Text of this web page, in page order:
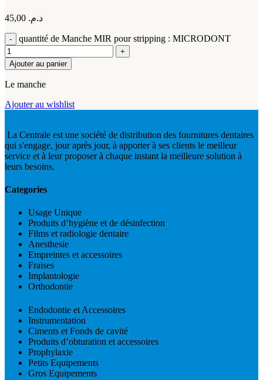
د.م.
quantité de Manche MIR pour stripping : MICRODONT
Ajouter au panier
Le manche
Ajouter au wishlist
La Centrale est une société de distribution des fournitures dentaires
qui s'engage, jour après jour, à apporter à ses clients le meilleur
service et à leur proposer à chaque instant la meilleure solution à
leurs besoins.
Categories
Usage Unique
Produits d’hygiène et de désinfection
Films et radiologie dentaire
Anesthesie
Empreintes et accessoires
Fraises
Implantologie
Orthodontie
Endodontie et Accessoires
Instrumentation
Ciments et Fonds de cavité
Produits d’obturation et accessoires
Prophylaxie
Petits Equipements
Gros Equipements